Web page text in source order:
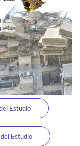
Estudio
Estudio